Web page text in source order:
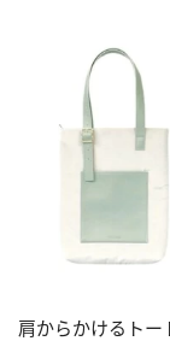
肩からかけるトー